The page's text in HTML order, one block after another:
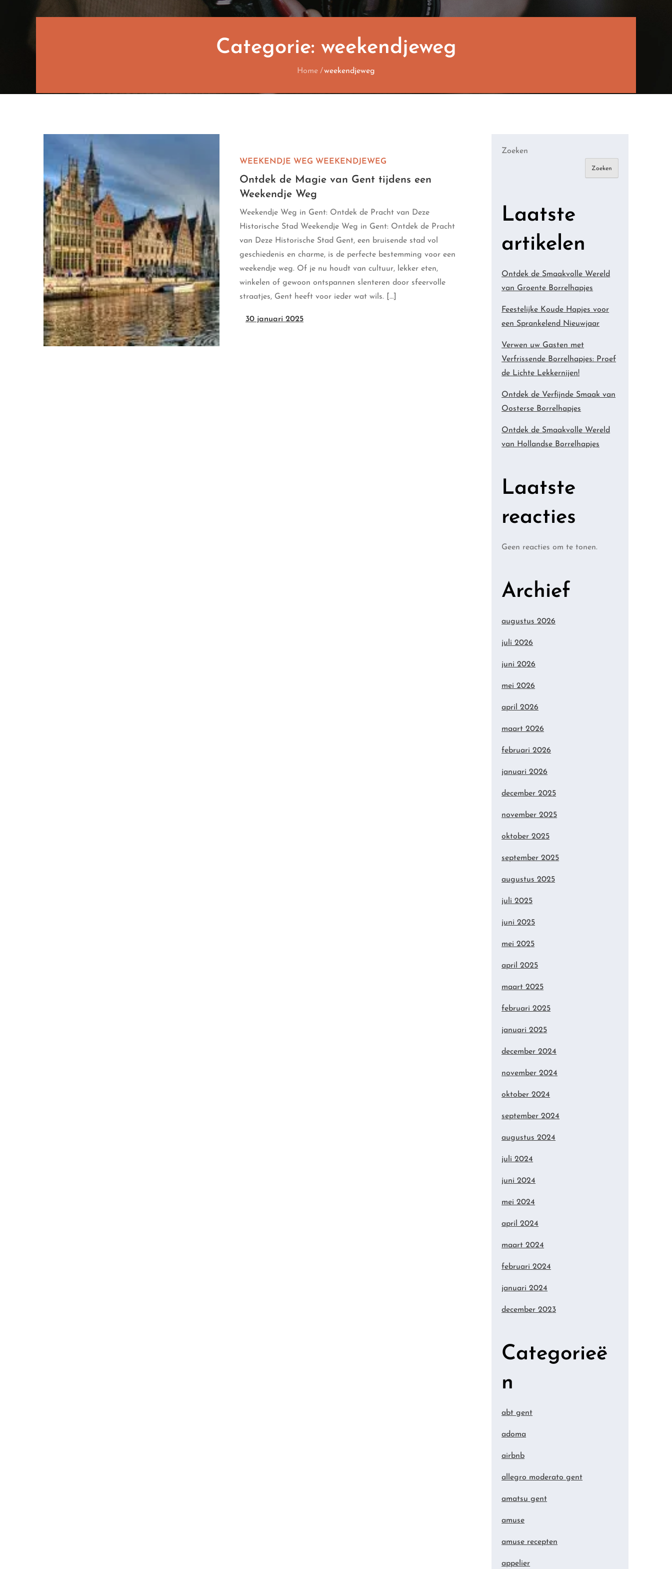
Categorie: weekendjeweg
Home weekendjeweg
WEEKENDJE WEG WEEKENDJEWEG
Ontdek de Magie van Gent tijdens een
Weekendje Weg
Weekendje Weg in Gent: Ontdek de Pracht van Deze
Historische Stad Weekendje Weg in Gent: Ontdek de Pracht
van Deze Historische Stad Gent, een bruisende stad vol
geschiedenis en charme, is de perfecte bestemming voor een
weekendje weg. Of je nu houdt van cultuur, lekker eten,
winkelen of gewoon ontspannen slenteren door sfeervolle
straatjes, Gent heeft voor ieder wat wils. […]
30 januari 2025
Zoeken
Zoeken
Laatste
artikelen
Ontdek de Smaakvolle Wereld
van Groente Borrelhapjes
Feestelijke Koude Hapjes voor
een Sprankelend Nieuwjaar
Verwen uw Gasten met
Verfrissende Borrelhapjes: Proef
de Lichte Lekkernijen!
Ontdek de Verfijnde Smaak van
Oosterse Borrelhapjes
Ontdek de Smaakvolle Wereld
van Hollandse Borrelhapjes
Laatste
reacties
Geen reacties om te tonen.
Archief
augustus 2026
juli 2026
juni 2026
mei 2026
april 2026
maart 2026
februari 2026
januari 2026
december 2025
november 2025
oktober 2025
september 2025
augustus 2025
juli 2025
juni 2025
mei 2025
april 2025
maart 2025
februari 2025
januari 2025
december 2024
november 2024
oktober 2024
september 2024
augustus 2024
juli 2024
juni 2024
mei 2024
april 2024
maart 2024
februari 2024
januari 2024
december 2023
Categorieë
n
abt gent
adoma
airbnb
allegro moderato gent
amatsu gent
amuse
amuse recepten
appelier